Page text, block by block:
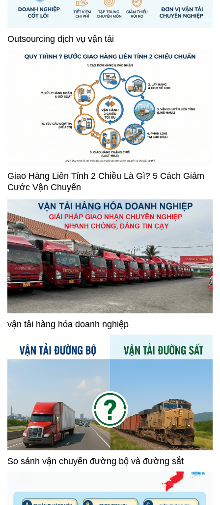
Outsourcing dịch vụ vận tải
Giao Hàng Liên Tỉnh 2 Chiều Là Gì? 5 Cách Giảm
Cước Vận Chuyển
vận tải hàng hóa doanh nghiệp
So sánh vận chuyển đường bộ và đường sắt